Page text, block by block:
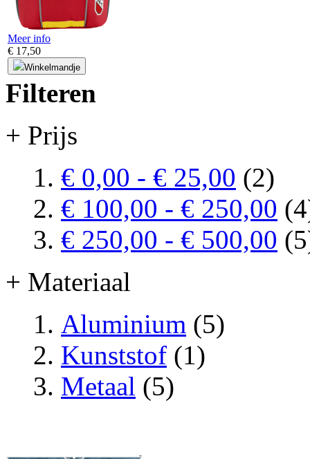
Meer info
€ 17,50
Winkelmandje
Filteren
+ Prijs
€ 0,00 - € 25,00 (2)
€ 100,00 - € 250,00
€ 250,00 - € 500,00
+ Materiaal
Aluminium (5)
Kunststof (1)
Metaal (5)